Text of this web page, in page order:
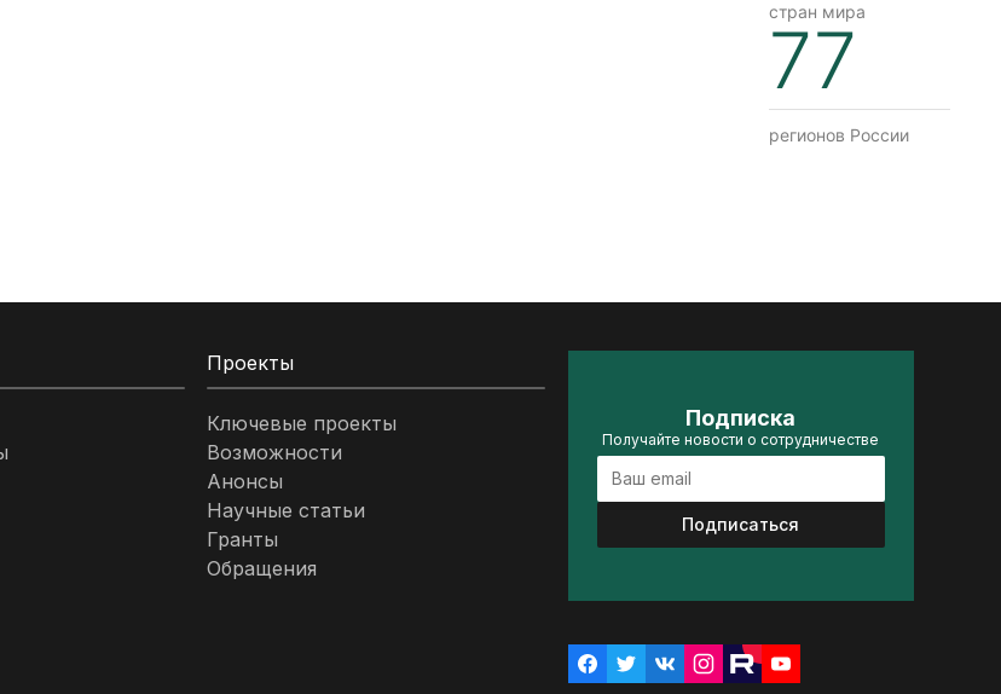
стран мира
77
регионов России
Проекты
Ключевые проекты
Возможности
Анонсы
Научные статьи
Гранты
Обращения
Подписка
Получайте новости о сотрудничестве
Подписаться